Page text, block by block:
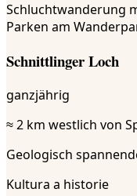
Schluchtwanderung
Parken am
Schnittlinger Loch
ganzjährig
≈ 2 km westlich von
Geologisch
Kultura a historie